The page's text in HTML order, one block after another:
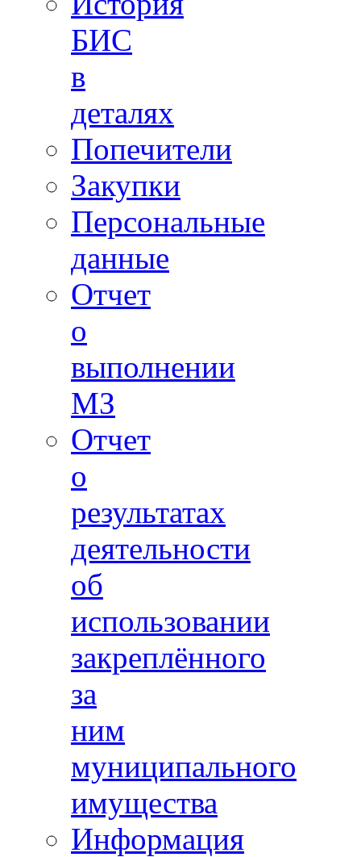
БИС
в
деталях
Попечители
Закупки
Персональные
данные
Отчет
о
выполнении
МЗ
Отчет
о
результатах
деятельности
об
использовании
закреплённого
за
ним
муниципального
имущества
Информация